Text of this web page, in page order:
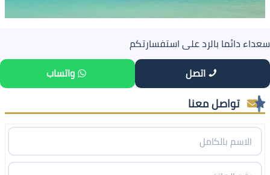
سعداء دائما بالرد على استفسارتكم
اتصل واتساب
تواصل معنا